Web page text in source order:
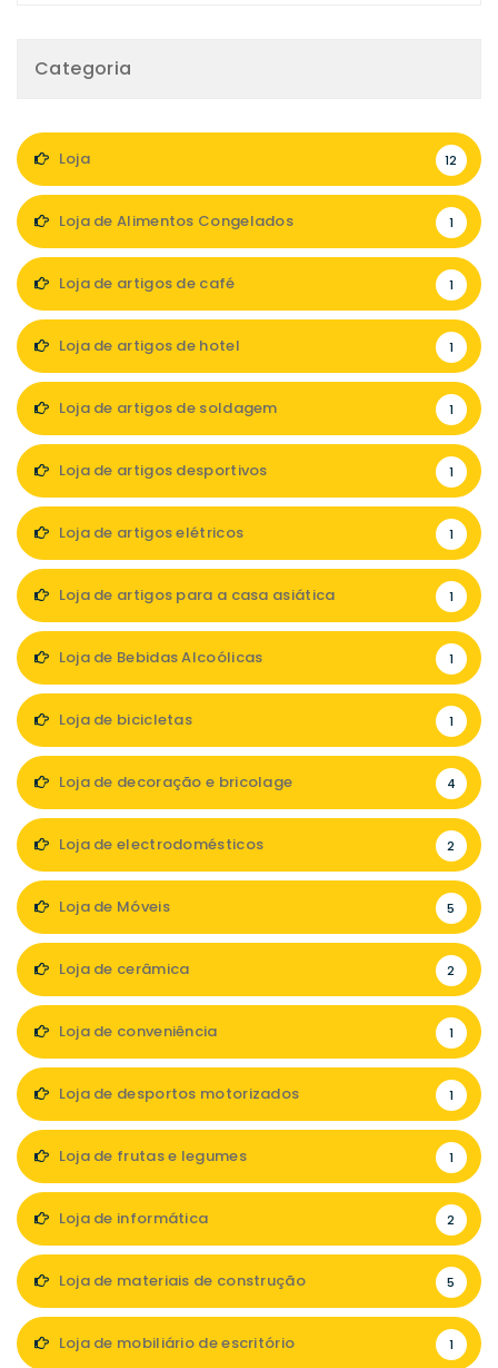
Categoria
Loja 12
Loja de Alimentos Congelados 1
Loja de artigos de café 1
Loja de artigos de hotel 1
Loja de artigos de soldagem 1
Loja de artigos desportivos 1
Loja de artigos elétricos 1
Loja de artigos para a casa asiática 1
Loja de Bebidas Alcoólicas 1
Loja de bicicletas 1
Loja de decoração e bricolage 4
Loja de electrodomésticos 2
Loja de Móveis 5
Loja de cerâmica 2
Loja de conveniência 1
Loja de desportos motorizados 1
Loja de frutas e legumes 1
Loja de informática 2
Loja de materiais de construção 5
Loja de mobiliário de escritório 1